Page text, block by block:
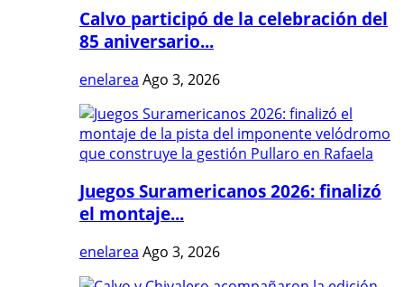
Calvo participó de la celebración del
85 aniversario...
enelarea Ago 3, 2026
Juegos Suramericanos 2026: finalizó
el montaje...
enelarea Ago 3, 2026